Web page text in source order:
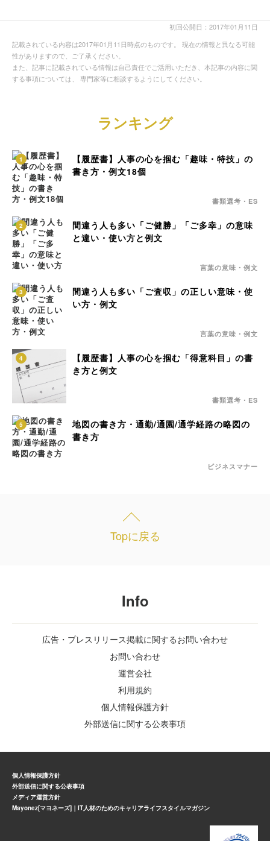
初回公開日：2017年01月11日
記載されている内容は2017年01月11日時点のものです。 現在の情報と異なる可能
性がありますので、ご了承ください。
また、記事に記載されている情報は自己責任でご活用いただき、本記事の内容に関
する事項については、 専門家等に相談するようにしてください。
ランキング
1
【履歴書】人事の心を掴む「趣味・特技」の
書き方・例文18個
書類選考・ES
2
間違う人も多い「ご健勝」「ご多幸」の意味
と違い・使い方と例文
言葉の意味・例文
3
間違う人も多い「ご査収」の正しい意味・使
い方・例文
言葉の意味・例文
4
【履歴書】人事の心を掴む「得意科目」の書
き方と例文
書類選考・ES
5
地図の書き方・通勤/通園/通学経路の略図の
書き方
ビジネスマナー
Topに戻る
Info
広告・プレスリリース掲載に関するお問い合わせ
お問い合わせ
運営会社
利用規約
個人情報保護方針
外部送信に関する公表事項
個人情報保護方針
外部送信に関する公表事項
メディア運営方針
Mayonez[マヨネーズ]｜IT人材のためのキャリアライフスタイルマガジン